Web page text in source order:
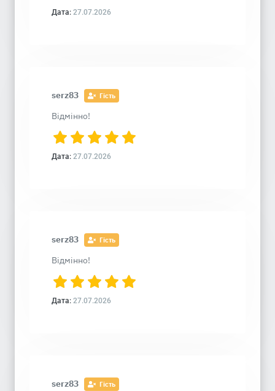
Дата: 27.07.2026
serz83 Гість
Відмінно!
Дата: 27.07.2026
serz83 Гість
Відмінно!
Дата: 27.07.2026
serz83 Гість